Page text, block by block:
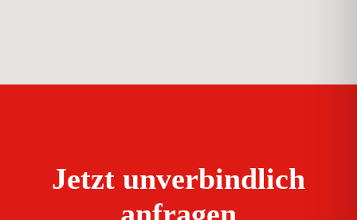
Jetzt unverbindlich
anfragen